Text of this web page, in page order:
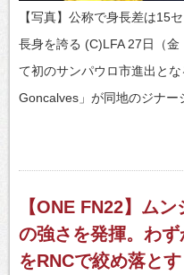
【写真】公称で身長差は15
長身を誇る (C)LFA 27日（
て初のサンパウロ市進出と
Goncalves」が同地のジナー
【ONE FN22】ム
の強さを発揮。わず
をRNCで絞め落とす